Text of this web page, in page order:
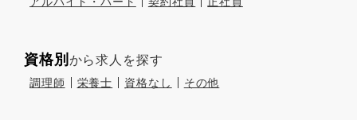
資格別 から求人を探す
調理師 栄養士 資格なし その他